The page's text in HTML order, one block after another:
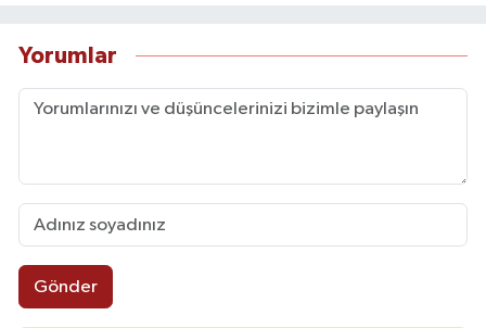
Yorumlar
Gönder